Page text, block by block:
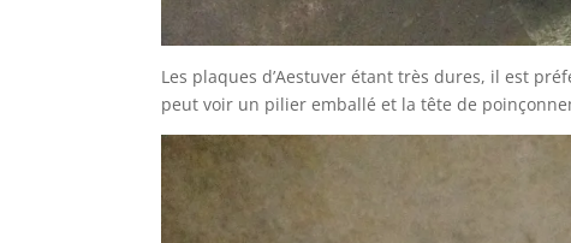
Les plaques d’Aestuver étant très dures, il est
peut voir un pilier emballé et la tête de